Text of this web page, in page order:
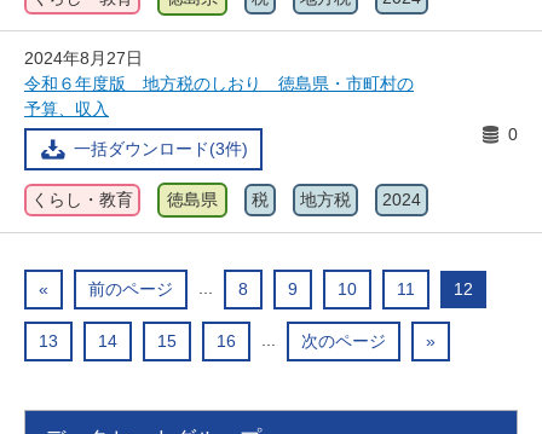
2024年8月27日
令和６年度版 地方税のしおり 徳島県・市町村の
予算、収入
一括ダウンロード(3件)
0
くらし・教育 徳島県 税 地方税 2024
« 前のページ ... 8 9 10 11 12
13 14 15 16 ... 次のページ »